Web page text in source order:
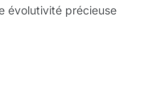
évolutivité précieuse